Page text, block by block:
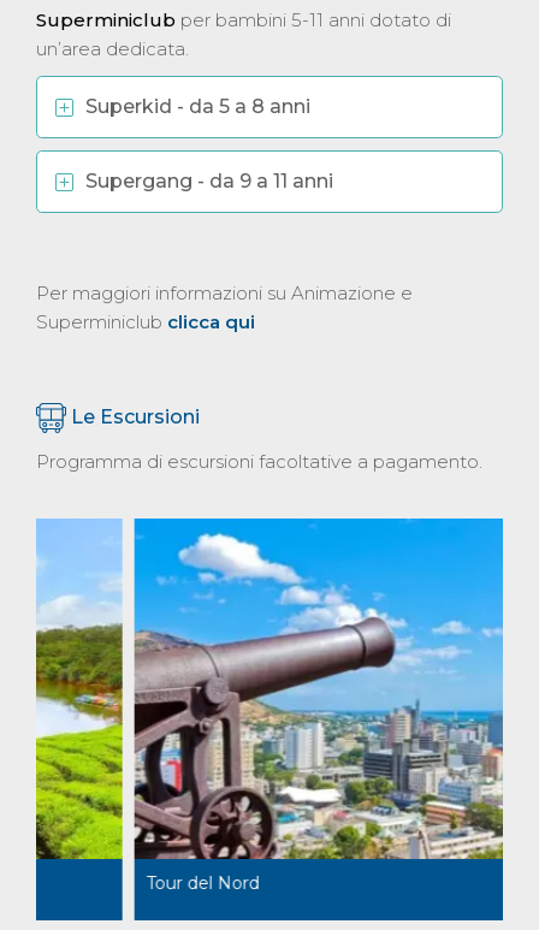
Superminiclub per bambini 5-11 anni dotato di
un’area dedicata.
Superkid - da 5 a 8 anni
Supergang - da 9 a 11 anni
Per maggiori informazioni su Animazione e
Superminiclub clicca qui
Le Escursioni
Programma di escursioni facoltative a pagamento.
Tour del Nord